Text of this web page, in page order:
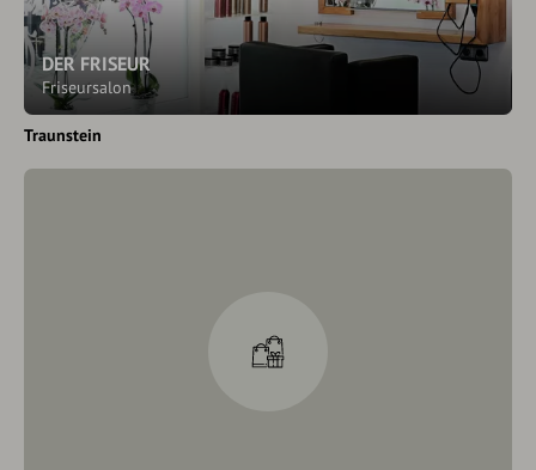
DER FRISEUR
Friseursalon
Traunstein